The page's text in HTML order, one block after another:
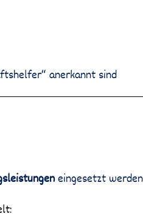
anerkannt sind
eingesetzt